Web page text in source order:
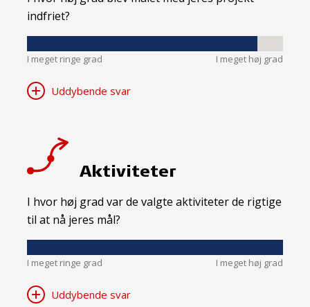
indfriet?
I meget ringe grad I meget høj grad
Uddybende svar
Aktiviteter
I hvor høj grad var de valgte aktiviteter de rigtige
til at nå jeres mål?
I meget ringe grad I meget høj grad
Uddybende svar